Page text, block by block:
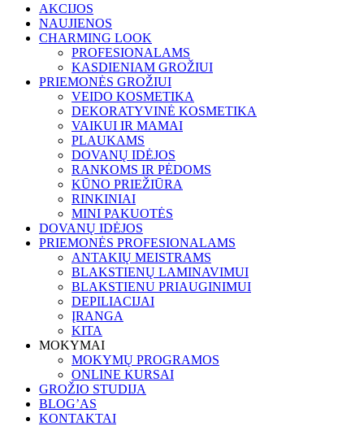
AKCIJOS
NAUJIENOS
CHARMING LOOK
PROFESIONALAMS
KASDIENIAM GROŽIUI
PRIEMONĖS GROŽIUI
VEIDO KOSMETIKA
DEKORATYVINĖ KOSMETIKA
VAIKUI IR MAMAI
PLAUKAMS
DOVANŲ IDĖJOS
RANKOMS IR PĖDOMS
KŪNO PRIEŽIŪRA
RINKINIAI
MINI PAKUOTĖS
DOVANŲ IDĖJOS
PRIEMONĖS PROFESIONALAMS
ANTAKIŲ MEISTRAMS
BLAKSTIENŲ LAMINAVIMUI
BLAKSTIENU PRIAUGINIMUI
DEPILIACIJAI
ĮRANGA
KITA
MOKYMAI
MOKYMŲ PROGRAMOS
ONLINE KURSAI
GROŽIO STUDIJA
BLOG’AS
KONTAKTAI